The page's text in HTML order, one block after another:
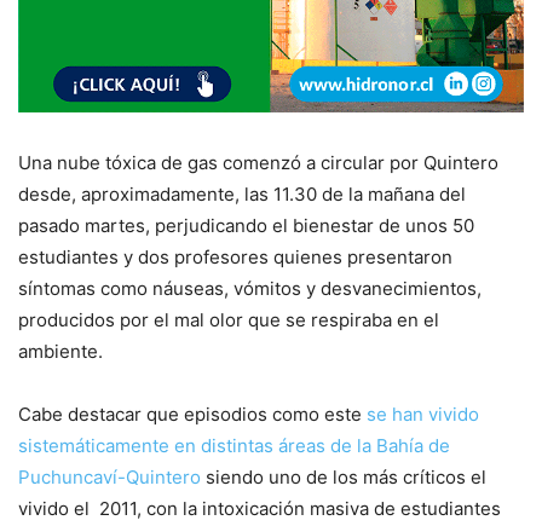
Una nube tóxica de gas comenzó a circular por Quintero
desde, aproximadamente, las 11.30 de la mañana del
pasado martes, perjudicando el bienestar de unos 50
estudiantes y dos profesores quienes presentaron
síntomas como náuseas, vómitos y desvanecimientos,
producidos por el mal olor que se respiraba en el
ambiente.
Cabe destacar que episodios como este se han vivido
sistemáticamente en distintas áreas de la Bahía de
Puchuncaví-Quintero siendo uno de los más críticos el
vivido el 2011, con la intoxicación masiva de estudiantes